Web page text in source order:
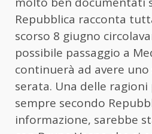
Repubblica racconta
scorso 8 giugno
possibile passaggio a
continuerà ad avere
serata. Una delle
sempre secondo
informazione, sarebbe